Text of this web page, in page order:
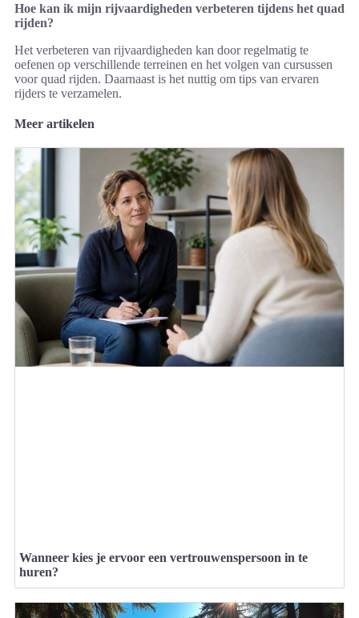
Hoe kan ik mijn rijvaardigheden verbeteren tijdens het quad
rijden?
Het verbeteren van rijvaardigheden kan door regelmatig te
oefenen op verschillende terreinen en het volgen van cursussen
voor quad rijden. Daarnaast is het nuttig om tips van ervaren
rijders te verzamelen.
Meer artikelen
Wanneer kies je ervoor een vertrouwenspersoon in te
huren?